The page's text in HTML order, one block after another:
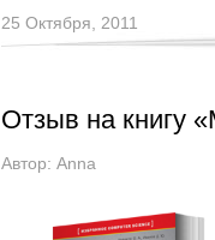
25 Октября, 2011
Отзыв на книгу
Автор: Anna